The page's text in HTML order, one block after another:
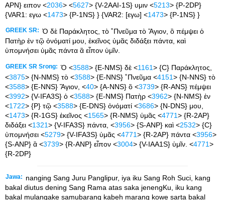
APN} ειπον <2036> <5627> {V-2AAI-1S} υμιν <5213> {P-2DP}
{VAR1: εγω <1473> {P-1NS} } {VAR2: [εγω] <1473> {P-1NS} }
GREEK SR: Ὁ δὲ Παράκλητος, τὸ ˚Πνεῦμα τὸ Ἅγιον, ὃ πέμψει ὁ
Πατὴρ ἐν τῷ ὀνόματί μου, ἐκεῖνος ὑμᾶς διδάξει πάντα, καὶ
ὑπομνήσει ὑμᾶς πάντα ἃ εἶπον ὑμῖν.
GREEK SR Srong: Ὁ <3588> {E-NMS} δὲ <1161> {C} Παράκλητος,
<3875> {N-NMS} τὸ <3588> {E-NNS} ˚Πνεῦμα <4151> {N-NNS} τὸ
<3588> {E-NNS} Ἅγιον, <40> {A-NNS} ὃ <3739> {R-ANS} πέμψει
<3992> {V-IFA3S} ὁ <3588> {E-NMS} Πατὴρ <3962> {N-NMS} ἐν
<1722> {P} τῷ <3588> {E-DNS} ὀνόματί <3686> {N-DNS} μου,
<1473> {R-1GS} ἐκεῖνος <1565> {R-NMS} ὑμᾶς <4771> {R-2AP}
διδάξει <1321> {V-IFA3S} πάντα, <3956> {S-ANP} καὶ <2532> {C}
ὑπομνήσει <5279> {V-IFA3S} ὑμᾶς <4771> {R-2AP} πάντα <3956>
{S-ANP} ἃ <3739> {R-ANP} εἶπον <3004> {V-IAA1S} ὑμῖν. <4771>
{R-2DP}
Jawa:
nanging Sang Juru Panglipur, iya iku Sang Roh Suci, kang
bakal diutus dening Sang Rama atas saka jenengKu, iku kang
bakal mulangake samubarang kabeh marang kowe sarta bakal